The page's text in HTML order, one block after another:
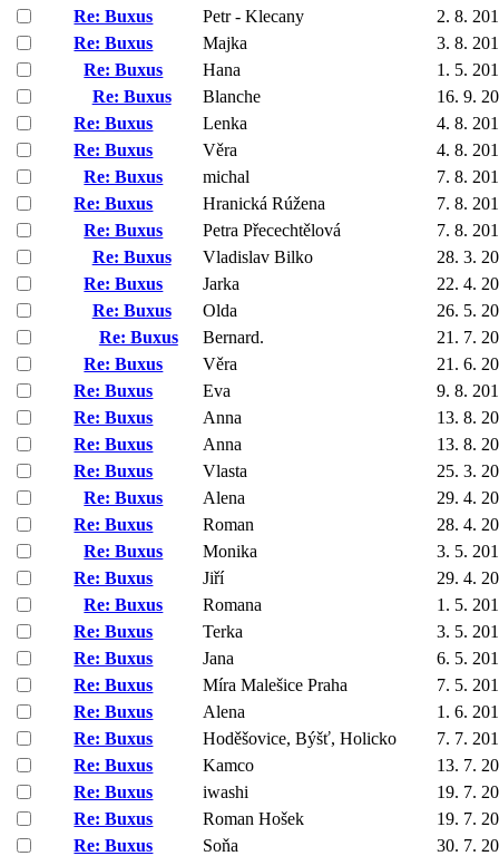
Re: Buxus Petr - Klecany
2. 8.
Re: Buxus
Majka
3. 8.
Re: Buxus
Hana
1. 5.
Re: Buxus
Blanche
16. 9.
Re: Buxus
Lenka
4. 8.
Re: Buxus
Věra
4. 8.
Re: Buxus
michal
7. 8.
Re: Buxus
Hranická Rúžena
7. 8.
Re: Buxus
Petra Přecechtělová
7. 8.
Re: Buxus
Vladislav Bilko
28. 3.
Re: Buxus
Jarka
22. 4.
Re: Buxus
Olda
26. 5.
Re: Buxus
Bernard.
21. 7.
Re: Buxus
Věra
21. 6.
Re: Buxus
Eva
9. 8.
Re: Buxus
Anna
13. 8.
Re: Buxus
Anna
13. 8.
Re: Buxus
Vlasta
25. 3.
Re: Buxus
Alena
29. 4.
Re: Buxus
Roman
28. 4.
Re: Buxus
Monika
3. 5.
Re: Buxus
Jiří
29. 4.
Re: Buxus
Romana
1. 5.
Re: Buxus
Terka
3. 5.
Re: Buxus
Jana
6. 5.
Re: Buxus
Míra Malešice Praha
7. 5.
Re: Buxus
Alena
1. 6.
Re: Buxus
Hoděšovice, Býšť, Holicko
7. 7.
Re: Buxus
Kamco
13. 7.
Re: Buxus
iwashi
19. 7.
Re: Buxus
Roman Hošek
19. 7.
Re: Buxus
Soňa
30. 7.